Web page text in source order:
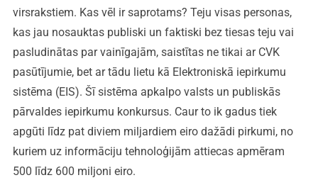
virsrakstiem. Kas vēl ir saprotams? Teju visas personas,
kas jau nosauktas publiski un faktiski bez tiesas teju vai
pasludinātas par vainīgajām, saistītas ne tikai ar CVK
pasūtījumie, bet ar tādu lietu kā Elektroniskā iepirkumu
sistēma (EIS). Šī sistēma apkalpo valsts un publiskās
pārvaldes iepirkumu konkursus. Caur to ik gadus tiek
apgūti līdz pat diviem miljardiem eiro dažādi pirkumi, no
kuriem uz informāciju tehnoloģijām attiecas apmēram
500 līdz 600 miljoni eiro.